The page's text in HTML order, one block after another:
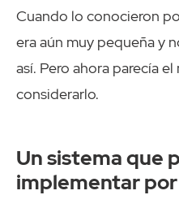
Cuando lo conocieron
era aún muy pequeña y
así. Pero ahora parecía
considerarlo.
Un sistema que
implementar